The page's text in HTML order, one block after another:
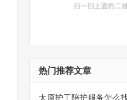
热门推荐文章
太原护工陪护服务怎么